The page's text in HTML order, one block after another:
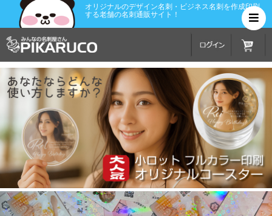
オリジナルのデザイン名刺・ビジネス名刺を作成印刷
する老舗の名刺通販サイト！